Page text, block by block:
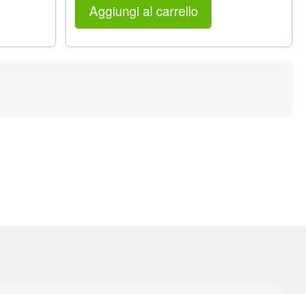
Aggiungi al carrello